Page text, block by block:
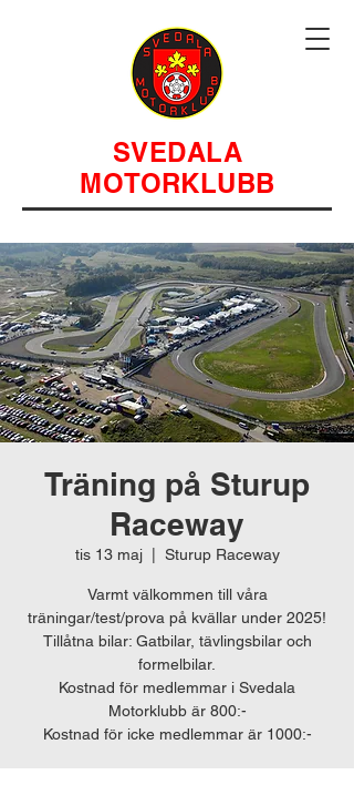
SVEDALA
MOTORKLUBB
Träning på Sturup
Raceway
tis 13 maj
  |
Sturup Raceway
Varmt välkommen till våra
träningar/test/prova på kvällar under 2025!
Tillåtna bilar: Gatbilar, tävlingsbilar och
formelbilar.
Kostnad för medlemmar i Svedala
Motorklubb är 800:-
Kostnad för icke medlemmar är 1000:-